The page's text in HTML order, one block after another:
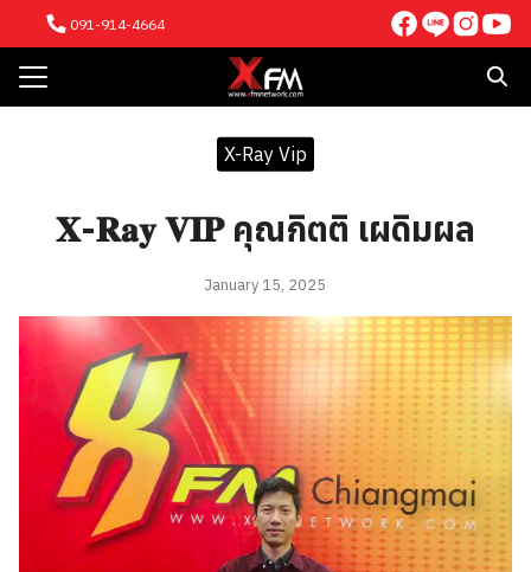
to
content
091-914-4664
US
X-Ray Vip
𝐗-𝐑𝐚𝐲 𝐕𝐈𝐏 คุณกิตติ เผดิมผล
January 15, 2025